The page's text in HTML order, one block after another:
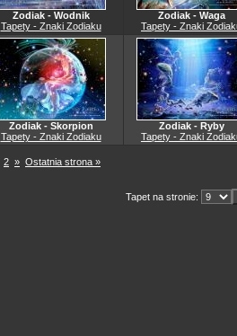
Zodiak - Wodnik
Tapety - Znaki Zodiaku
Zodiak - Waga
Tapety - Znaki
Zodiak - Skorpion
Tapety - Znaki Zodiaku
Zodiak - Ryby
Tapety - Znaki
2 » Ostatnia strona »
Tapet na stronie: